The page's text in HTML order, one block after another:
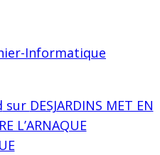
sur DESJARDINS MET EN
L’ARNAQUE